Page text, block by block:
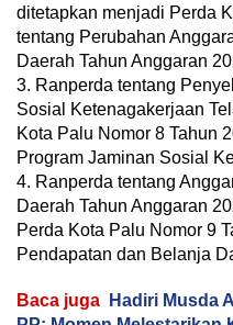
ditetapkan menjadi Perda
tentang Perubahan
Daerah Tahun Anggaran
3. Ranperda tentang
Sosial Ketenagakerjaan
Kota Palu Nomor 8 Tahun
Program Jaminan Sosial
4. Ranperda tentang
Daerah Tahun Anggaran
Perda Kota Palu Nomor 9
Pendapatan dan Belanja
Baca juga
Hadiri Musda